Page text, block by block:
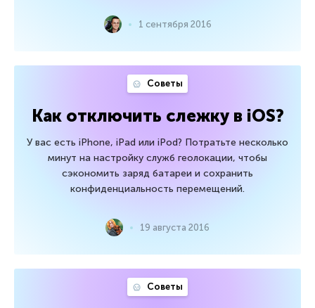
1 сентября 2016
Советы
Как отключить слежку в iOS?
У вас есть iPhone, iPad или iPod? Потратьте несколько
минут на настройку служб геолокации, чтобы
сэкономить заряд батареи и сохранить
конфиденциальность перемещений.
19 августа 2016
Советы